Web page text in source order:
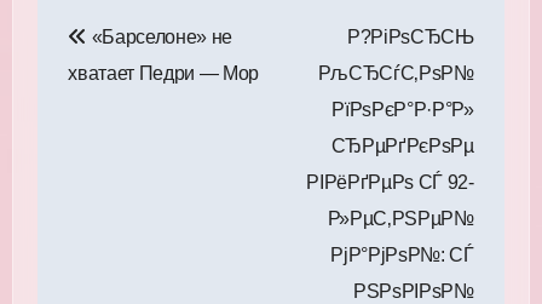
по
«Барселоне» не
хватает Педри — Мор
Р?РіРѕСЂСЊ
РљСЂСѓС‚РѕР№
РїРѕРєР°Р·Р°Р»
СЂРµРґРєРѕРµ
РІРёРґРµРѕ СЃ 92-
Р»РµС‚РЅРµР№
РјР°РјРѕР№: СЃ
РЅРѕРІРѕР№